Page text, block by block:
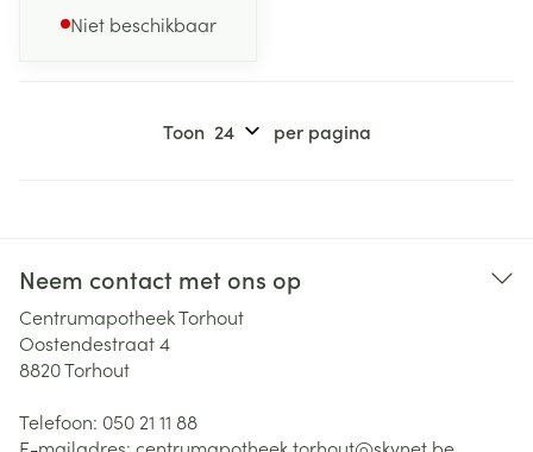
Niet beschikbaar
Toon per pagina
Neem contact met ons op
Centrumapotheek Torhout
Oostendestraat 4
8820Torhout
Telefoon: 050 21 11 88